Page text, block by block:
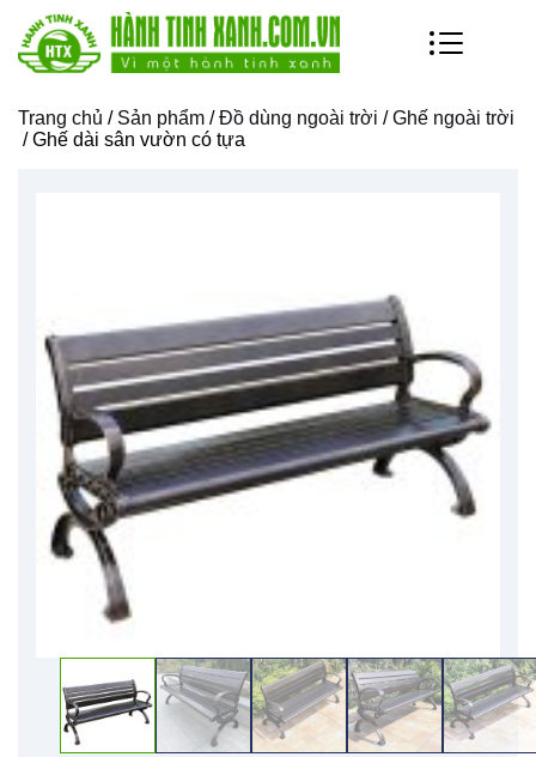
Trang chủ / Sản phẩm /Đồ dùng ngoài trời /Ghế ngoài trời
/ Ghế dài sân vườn có tựa